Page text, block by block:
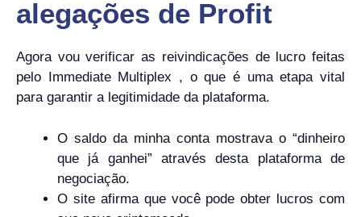
alegações de Profit
Agora vou verificar as reivindicações de lucro feitas
pelo Immediate Multiplex , o que é uma etapa vital
para garantir a legitimidade da plataforma.
O saldo da minha conta mostrava o “dinheiro
que já ganhei” através desta plataforma de
negociação.
O site afirma que você pode obter lucros com